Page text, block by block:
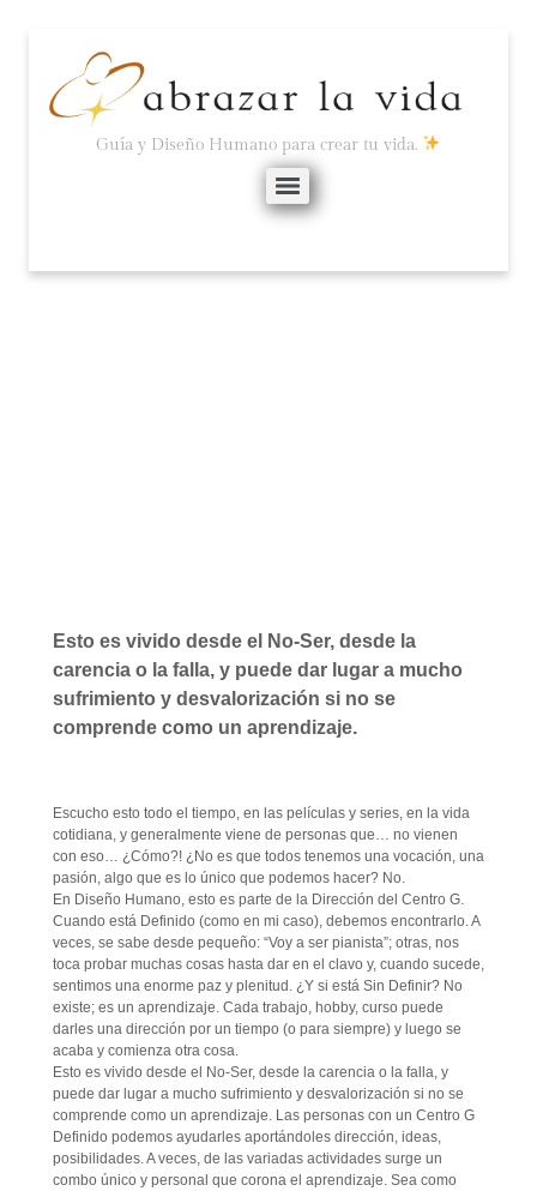
Guía y Diseño Humano para crear tu vida.
Esto es vivido desde el No-Ser, desde la
carencia o la falla, y puede dar lugar a mucho
sufrimiento y desvalorización si no se
comprende como un aprendizaje.
Escucho esto todo el tiempo, en las películas y series, en la vida
cotidiana, y generalmente viene de personas que… no vienen
con eso… ¿Cómo?! ¿No es que todos tenemos una vocación, una
pasión, algo que es lo único que podemos hacer? No.
En Diseño Humano, esto es parte de la Dirección del Centro G.
Cuando está Definido (como en mi caso), debemos encontrarlo. A
veces, se sabe desde pequeño: “Voy a ser pianista”; otras, nos
toca probar muchas cosas hasta dar en el clavo y, cuando sucede,
sentimos una enorme paz y plenitud. ¿Y si está Sin Definir? No
existe; es un aprendizaje. Cada trabajo, hobby, curso puede
darles una dirección por un tiempo (o para siempre) y luego se
acaba y comienza otra cosa.
Esto es vivido desde el No-Ser, desde la carencia o la falla, y
puede dar lugar a mucho sufrimiento y desvalorización si no se
comprende como un aprendizaje. Las personas con un Centro G
Definido podemos ayudarles aportándoles dirección, ideas,
posibilidades. A veces, de las variadas actividades surge un
combo único y personal que corona el aprendizaje. Sea como